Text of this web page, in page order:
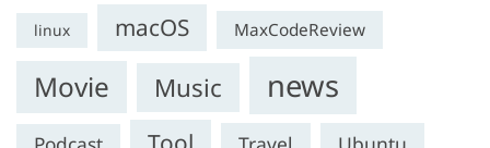
linux macOS MaxCodeReview
Movie Music news